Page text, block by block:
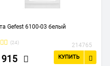
Gefest 6100-03 белый
(24) 214765
КУПИТЬ